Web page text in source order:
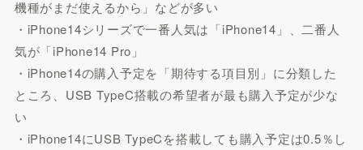
機種がまだ使えるから」などが多い
・iPhone14シリーズで一番人気は「iPhone14」、二番人
気が「iPhone14 Pro」
・iPhone14の購入予定を「期待する項目別」に分類した
ところ、USB TypeC搭載の希望者が最も購入予定が少な
い
・iPhone14にUSB TypeCを搭載しても購入予定は0.5％し